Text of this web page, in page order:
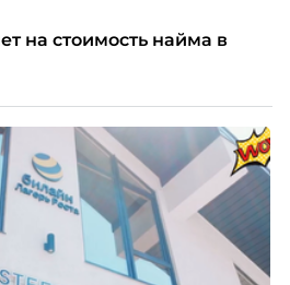
на стоимость найма в